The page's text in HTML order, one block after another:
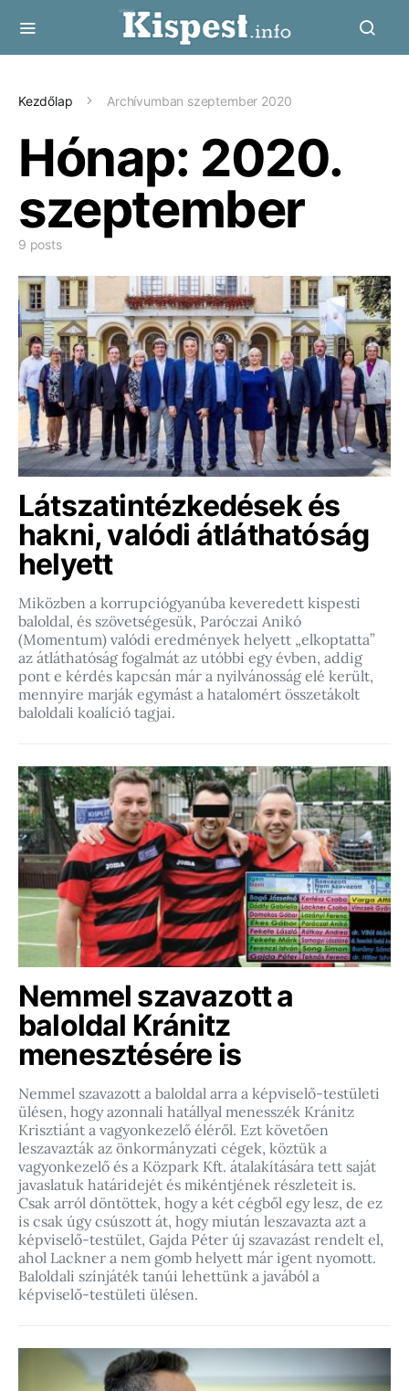
Kezdőlap Archívumban szeptember 2020
Hónap: 2020.
szeptember
9 posts
Látszatintézkedések és
hakni, valódi átláthatóság
helyett
Miközben a korrupciógyanúba keveredett kispesti
baloldal, és szövetségesük, Paróczai Anikó
(Momentum) valódi eredmények helyett „elkoptatta”
az átláthatóság fogalmát az utóbbi egy évben, addig
pont e kérdés kapcsán már a nyilvánosság elé került,
mennyire marják egymást a hatalomért összetákolt
baloldali koalíció tagjai.
Nemmel szavazott a
baloldal Kránitz
menesztésére is
Nemmel szavazott a baloldal arra a képviselő-testületi
ülésen, hogy azonnali hatállyal menesszék Kránitz
Krisztiánt a vagyonkezelő éléről. Ezt követően
leszavazták az önkormányzati cégek, köztük a
vagyonkezelő és a Közpark Kft. átalakítására tett saját
javaslatuk határidejét és mikéntjének részleteit is.
Csak arról döntöttek, hogy a két cégből egy lesz, de ez
is csak úgy csúszott át, hogy miután leszavazta azt a
képviselő-testület, Gajda Péter új szavazást rendelt el,
ahol Lackner a nem gomb helyett már igent nyomott.
Baloldali színjáték tanúi lehettünk a javából a
képviselő-testületi ülésen.